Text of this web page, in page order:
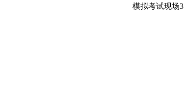
模拟考试现场3